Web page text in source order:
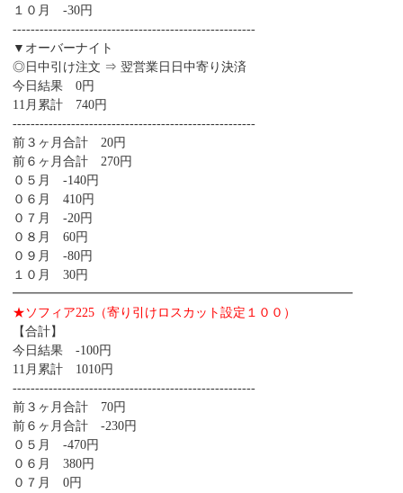
１０月 -30円
------------------------------------------------------
▼オーバーナイト
◎日中引け注文 ⇒ 翌営業日日中寄り決済
今日結果 0円
11月累計 740円
------------------------------------------------------
前３ヶ月合計 20円
前６ヶ月合計 270円
０５月 -140円
０６月 410円
０７月 -20円
０８月 60円
０９月 -80円
１０月 30円
━━━━━━━━━━━━━━━━━━━━━━━━━━━
★ソフィア225（寄り引けロスカット設定１００）
【合計】
今日結果 -100円
11月累計 1010円
------------------------------------------------------
前３ヶ月合計 70円
前６ヶ月合計 -230円
０５月 -470円
０６月 380円
０７月 0円